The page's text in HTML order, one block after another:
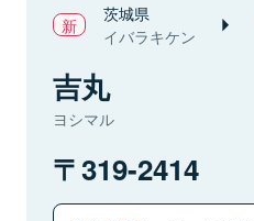
茨城県
イバラキケン
吉丸
ヨシマル
319-2414